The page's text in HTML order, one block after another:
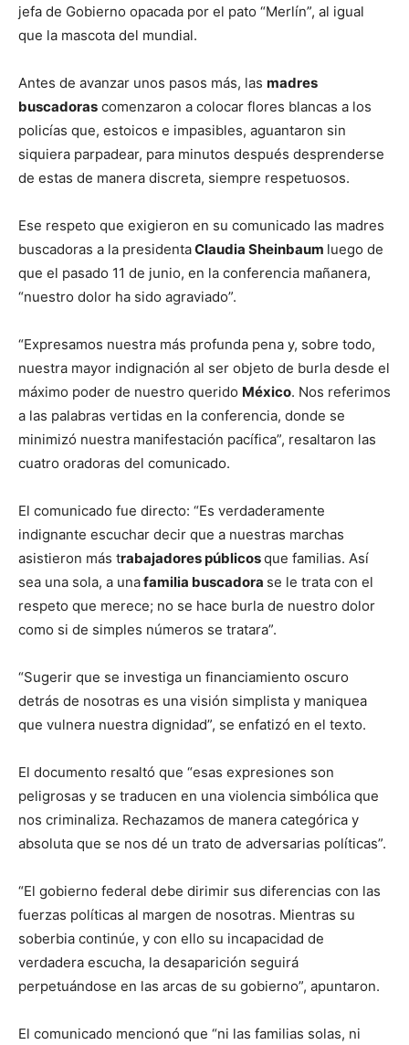
jefa de Gobierno opacada por el pato “Merlín”, al igual
que la mascota del mundial.
Antes de avanzar unos pasos más, las madres
buscadoras comenzaron a colocar flores blancas a los
policías que, estoicos e impasibles, aguantaron sin
siquiera parpadear, para minutos después desprenderse
de estas de manera discreta, siempre respetuosos.
Ese respeto que exigieron en su comunicado las madres
buscadoras a la presidentaClaudia Sheinbaum luego de
que el pasado 11 de junio, en la conferencia mañanera,
“nuestro dolor ha sido agraviado”.
“Expresamos nuestra más profunda pena y, sobre todo,
nuestra mayor indignación al ser objeto de burla desde el
máximo poder de nuestro querido México. Nos referimos
a las palabras vertidas en la conferencia, donde se
minimizó nuestra manifestación pacífica”, resaltaron las
cuatro oradoras del comunicado.
El comunicado fue directo: “Es verdaderamente
indignante escuchar decir que a nuestras marchas
asistieron más trabajadores públicosque familias. Así
sea una sola, a unafamilia buscadora se le trata con el
respeto que merece; no se hace burla de nuestro dolor
como si de simples números se tratara”.
“Sugerir que se investiga un financiamiento oscuro
detrás de nosotras es una visión simplista y maniquea
que vulnera nuestra dignidad”, se enfatizó en el texto.
El documento resaltó que “esas expresiones son
peligrosas y se traducen en una violencia simbólica que
nos criminaliza. Rechazamos de manera categórica y
absoluta que se nos dé un trato de adversarias políticas”.
“El gobierno federal debe dirimir sus diferencias con las
fuerzas políticas al margen de nosotras. Mientras su
soberbia continúe, y con ello su incapacidad de
verdadera escucha, la desaparición seguirá
perpetuándose en las arcas de su gobierno”, apuntaron.
El comunicado mencionó que “ni las familias solas, ni